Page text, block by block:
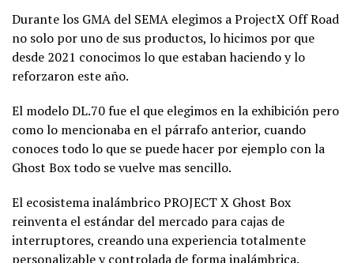
Durante los GMA del SEMA elegimos a ProjectX Off Road
no solo por uno de sus productos, lo hicimos por que
desde 2021 conocimos lo que estaban haciendo y lo
reforzaron este año.
El modelo DL.70 fue el que elegimos en la exhibición pero
como lo mencionaba en el párrafo anterior, cuando
conoces todo lo que se puede hacer por ejemplo con la
Ghost Box todo se vuelve mas sencillo.
El ecosistema inalámbrico PROJECT X Ghost Box
reinventa el estándar del mercado para cajas de
interruptores, creando una experiencia totalmente
personalizable y controlada de forma inalámbrica.